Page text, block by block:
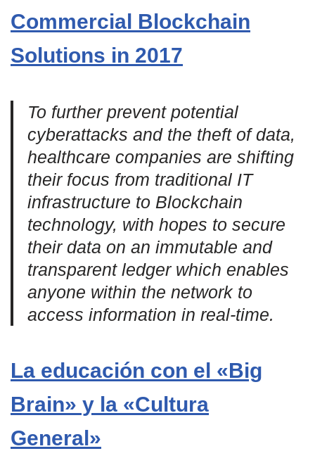
Commercial Blockchain
Solutions in 2017
To further prevent potential
cyberattacks and the theft of data,
healthcare companies are shifting
their focus from traditional IT
infrastructure to Blockchain
technology, with hopes to secure
their data on an immutable and
transparent ledger which enables
anyone within the network to
access information in real-time.
La educación con el «Big
Brain» y la «Cultura
General»